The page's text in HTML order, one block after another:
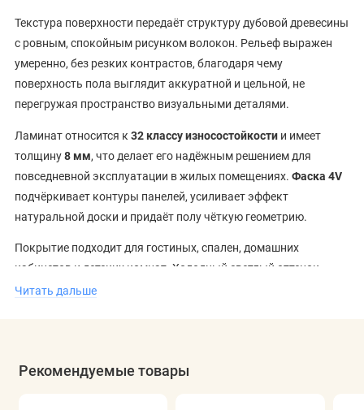
Текстура поверхности передаёт структуру дубовой древесины
с ровным, спокойным рисунком волокон. Рельеф выражен
умеренно, без резких контрастов, благодаря чему
поверхность пола выглядит аккуратной и цельной, не
перегружая пространство визуальными деталями.
Ламинат относится к 32 классу износостойкости и имеет
толщину8 мм, что делает его надёжным решением для
повседневной эксплуатации в жилых помещениях. Фаска 4V
подчёркивает контуры панелей, усиливает эффект
натуральной доски и придаёт полу чёткую геометрию.
Покрытие подходит для гостиных, спален, домашних
кабинетов и детских комнат. Холодный светлый оттенок
хорошо сочетается с мебелью в серых, белых и натуральных
стиль и визуальный баланс.
Читать дальше
Рекомендуемые товары